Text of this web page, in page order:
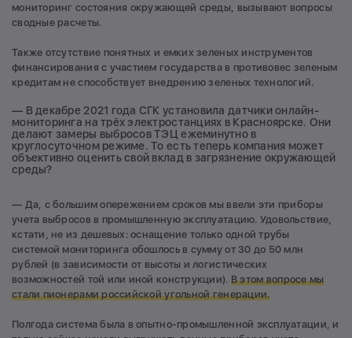
мониторинг состояния окружающей среды, вызывают вопросы
сводные расчеты.
Также отсутствие понятных и емких зеленых инструментов
финансирования с участием государства в противовес зеленым
кредитам не способствует внедрению зеленых технологий.
— В декабре 2021 года СГК установила датчики онлайн-
мониторинга на трёх электростанциях в Красноярске. Они
делают замеры выбросов ТЭЦ ежеминутно в
круглосуточном режиме. То есть теперь компания может
объективно оценить свой вклад в загрязнение окружающей
среды?
— Да, с большим опережением сроков мы ввели эти приборы
учета выбросов в промышленную эксплуатацию. Удовольствие,
кстати, не из дешевых: оснащение только одной трубы
системой мониторинга обошлось в сумму от 30 до 50 млн
рублей (в зависимости от высоты и логистических
возможностей той или иной конструкции). В этом вопросе мы
стали пионерами российской угольной генерации.
Полгода система была в опытно-промышленной эксплуатации, и